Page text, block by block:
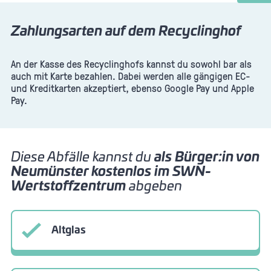
PKW bis ca. 300 l (Kofferraum)
10,00 €
PKW-Kombi bis ca. 600 l (Kofferraum)
Kosten (brutto)
Abfallart
Gartenabfälle¹
PKW bis ca. 300 l (Kofferraum)
Kosten (brutto)
Abfallart
Menge
Kosten (brutto)
17,50 €
29,00 €
23,00 €
Sperrmüll
Restmüll
21,00 €
100-150 kg
48,00 €
>200 kg (Preis/100kg)
27,60 €
Sperrmüll
Zahlungsarten auf dem Recyclinghof
An der Kasse des Recyclinghofs kannst du sowohl bar als
auch mit Karte bezahlen. Dabei werden alle gängigen EC-
und Kreditkarten akzeptiert, ebenso Google Pay und Apple
Pay.
Diese Abfälle kannst du als Bürger:in von
Neumünster kostenlos im SWN-
Wertstoffzentrum abgeben
Altglas